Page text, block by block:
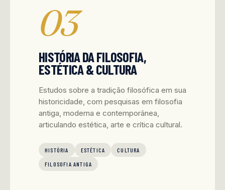
03
HISTÓRIA DA FILOSOFIA,
ESTÉTICA & CULTURA
Estudos sobre a tradição filosófica em sua
historicidade, com pesquisas em filosofia
antiga, moderna e contemporânea,
articulando estética, arte e crítica cultural.
HISTÓRIA ESTÉTICA
CULTURA
FILOSOFIA ANTIGA